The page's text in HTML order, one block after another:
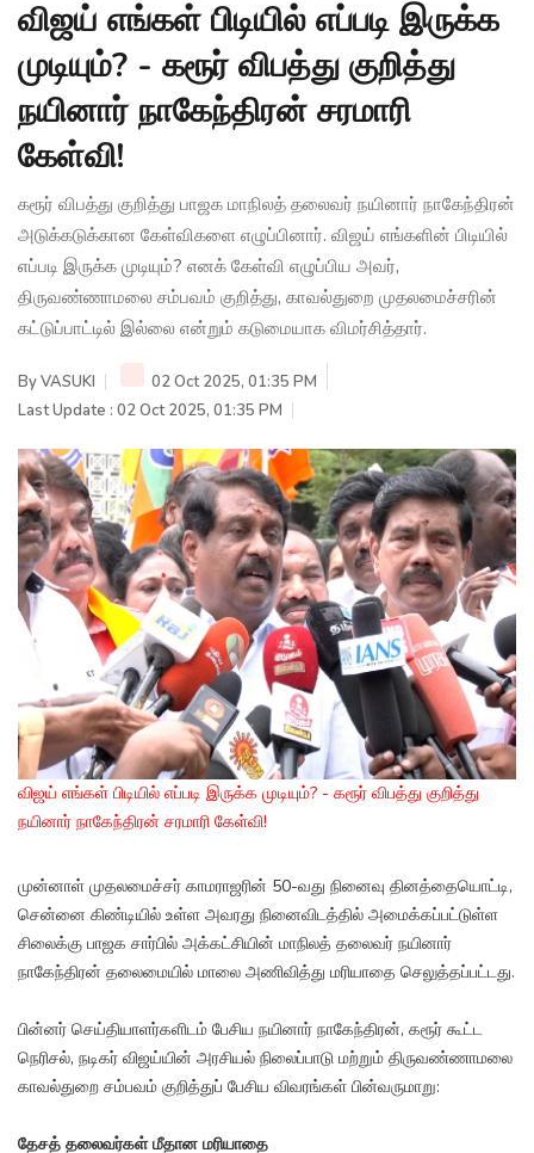
விஜய் எங்கள் பிடியில் எப்படி இருக்க
முடியும்? - கரூர் விபத்து குறித்து
நயினார் நாகேந்திரன் சரமாரி
கேள்வி!
கரூர் விபத்து குறித்து பாஜக மாநிலத் தலைவர் நயினார் நாகேந்திரன்
அடுக்கடுக்கான கேள்விகளை எழுப்பினார். விஜய் எங்களின் பிடியில்
எப்படி இருக்க முடியும்? எனக் கேள்வி எழுப்பிய அவர்,
திருவண்ணாமலை சம்பவம் குறித்து, காவல்துறை முதலமைச்சரின்
கட்டுப்பாட்டில் இல்லை என்றும் கடுமையாக விமர்சித்தார்.
ByVASUKI
02 Oct 2025, 01:35 PM
Last Update : 02 Oct 2025, 01:35 PM
விஜய் எங்கள் பிடியில் எப்படி இருக்க முடியும்? - கரூர் விபத்து குறித்து
நயினார் நாகேந்திரன் சரமாரி கேள்வி!
முன்னாள் முதலமைச்சர் காமராஜரின் 50-வது நினைவு தினத்தையொட்டி,
சென்னை கிண்டியில் உள்ள அவரது நினைவிடத்தில் அமைக்கப்பட்டுள்ள
சிலைக்கு பாஜக சார்பில் அக்கட்சியின் மாநிலத் தலைவர் நயினார்
நாகேந்திரன் தலைமையில் மாலை அணிவித்து மரியாதை செலுத்தப்பட்டது.
பின்னர் செய்தியாளர்களிடம் பேசிய நயினார் நாகேந்திரன், கரூர் கூட்ட
நெரிசல், நடிகர் விஜய்யின் அரசியல் நிலைப்பாடு மற்றும் திருவண்ணாமலை
காவல்துறை சம்பவம் குறித்துப் பேசிய விவரங்கள் பின்வருமாறு:
தேசத் தலைவர்கள் மீதான மரியாதை